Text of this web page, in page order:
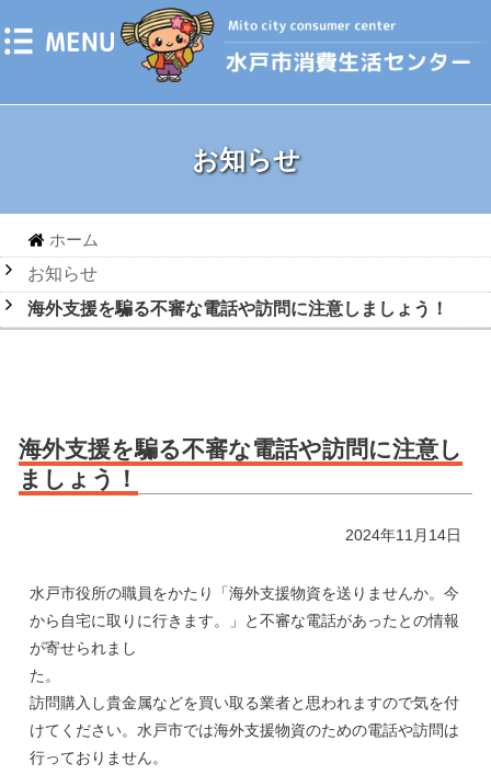
お知らせ
ホーム
お知らせ
海外支援を騙る不審な電話や訪問に注意しましょう！
海外支援を騙る不審な電話や訪問に注意し
ましょう！
2024年11月14日
水戸市役所の職員をかたり「海外支援物資を送りませんか。今
から自宅に取りに行きます。」と不審な電話があったとの情報
が寄せられまし
た。
訪問購入し貴金属などを買い取る業者と思われますので気を付
けてください。水戸市では海外支援物資のための電話や訪問は
行っておりません。